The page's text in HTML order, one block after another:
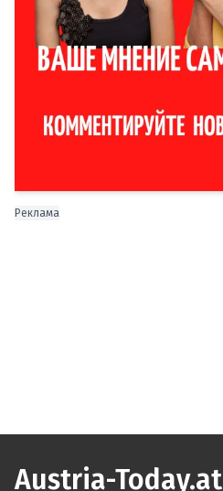
Реклама
Austria-Today.at